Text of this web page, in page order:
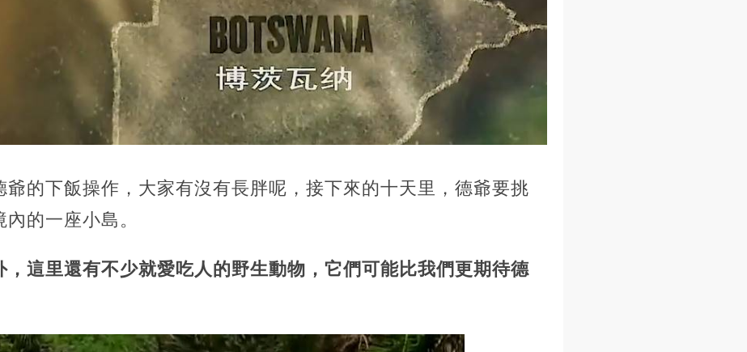
爺的下飯操作，大家有沒有長胖呢，接下來的十天里，德爺要挑
的一座小島。
，這里還有不少就愛吃人的野生動物，它們可能比我們更期待德